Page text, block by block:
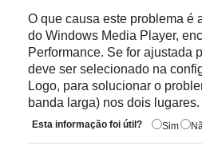
O que causa este problema é
do Windows Media Player,
Performance. Se for ajustada
deve ser selecionado na
Logo, para solucionar o
banda larga) nos dois lugares.
Esta informação foi útil? Sim